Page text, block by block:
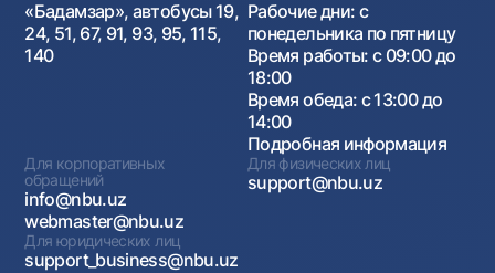
«Бадамзар», автобусы 19,
24, 51, 67, 91, 93, 95, 115,
140
Рабочие дни: с
понедельника по пятницу
Время работы: с 09:00 до
18:00
Время обеда: с 13:00 до
14:00
Подробная информация
Для корпоративных
обращений
info@nbu.uz
webmaster@nbu.uz
Для физических лиц
support@nbu.uz
Для юридических лиц
support_business@nbu.uz